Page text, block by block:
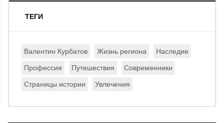
ТЕГИ
Валентин Курбатов Жизнь региона Наследие
Профессия Путешествия Современники
Страницы истории Увлечения